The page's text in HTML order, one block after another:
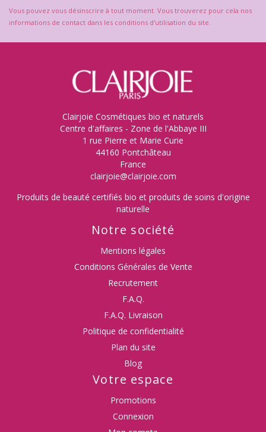
Vous pouvez vous désinscrire à tout moment. Vous trouverez pour cela nos
informations de contact dans les conditions d'utilisation du site.
Clairjoie Cosmétiques bio et naturels
Centre d'affaires - Zone de l'Abbaye III
1 rue Pierre et Marie Curie
44160 Pontchâteau
France
clairjoie@clairjoie.com
Produits de beauté certifiés bio et produits de soins d'origine
naturelle
Notre société
Mentions légales
Conditions Générales de Vente
Recrutement
F.A.Q.
F.A.Q. Livraison
Politique de confidentialité
Plan du site
Blog
Votre espace
Promotions
Connexion